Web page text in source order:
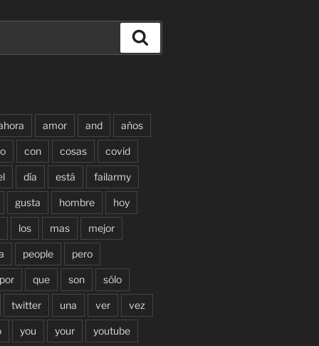
amor and años
con cosas covid
día está failarmy
gusta hombre hoy
los mas mejor
people pero
que son sólo
twitter una ver vez
you your youtube